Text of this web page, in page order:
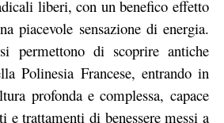
liberi, con un benefico effetto
piacevole sensazione di energia.
di scoprire antiche
Polinesia Francese, entrando in
profonda e complessa, capace
e trattamenti di benessere messi a